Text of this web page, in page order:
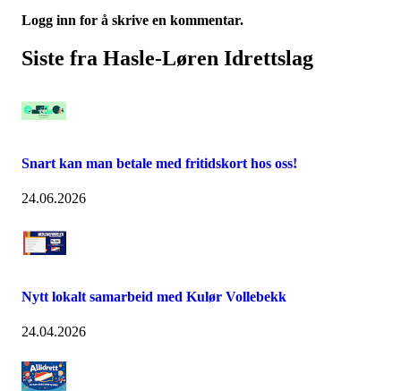
Logg inn for å skrive en kommentar.
Siste fra Hasle-Løren Idrettslag
Snart kan man betale med fritidskort hos oss!
24.06.2026
Nytt lokalt samarbeid med Kulør Vollebekk
24.04.2026